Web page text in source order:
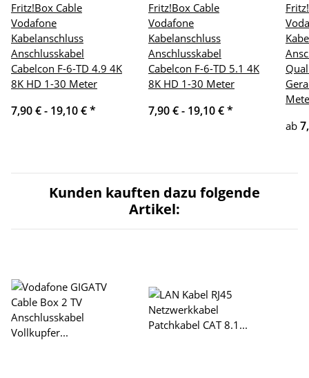
Fritz!Box Cable
Vodafone
Kabelanschluss
Anschlusskabel
Cabelcon F-6-TD 4.9 4K
8K HD 1-30 Meter
7,90 € - 19,10 €*
Fritz!Box Cable
Vodafone
Kabelanschluss
Anschlusskabel
Cabelcon F-6-TD 5.1 4K
8K HD 1-30 Meter
7,90 € - 19,10 €*
ab
Kunden kauften dazu folgende
Artikel: